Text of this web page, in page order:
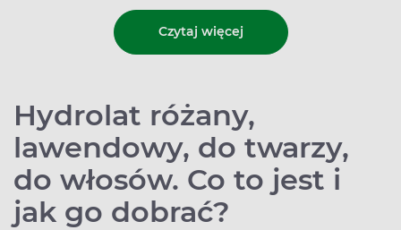
Czytaj więcej
Hydrolat różany,
lawendowy, do twarzy,
do włosów. Co to jest i
jak go dobrać?